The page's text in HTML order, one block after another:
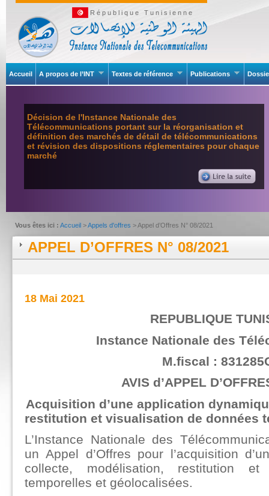
République Tunisienne
Accueil A propos de l’INT Textes de référence Publications
Décision de l'Instance Nationale des
Télécommunications portant sur la réorganisation et
définition des marchés de détail de télécommunications
et révision des dispositions réglementaires pour chaque
marché
Vous êtes ici : Accueil >Appels d'offres > Appel d’Offres N° 08/2021
APPEL D’OFFRES N° 08/2021
18 Mai 2021
REPUBLIQUE
Instance Nationale des
M.fiscal :
AVIS d’APPEL
Acquisition d’une application
restitution et visualisation de données
L’Instance Nationale des
un Appel d’Offres pour l’acquisition
collecte, modélisation, restitution
temporelles et géolocalisées.